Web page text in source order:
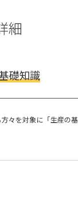
細
礎知識
々を対象に「生産の